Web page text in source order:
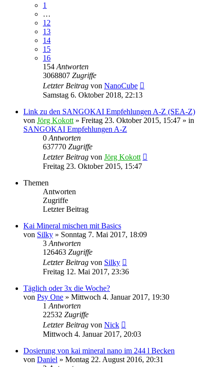
1
…
12
13
14
15
16
154 Antworten
3068807 Zugriffe
Letzter Beitrag von NanoCube
Samstag 6. Oktober 2018, 22:13
Link zu den SANGOKAI Empfehlungen A-Z (SEA-Z)
von Jörg Kokott » Freitag 23. Oktober 2015, 15:47 » in
SANGOKAI Empfehlungen A-Z
0 Antworten
637770 Zugriffe
Letzter Beitrag von Jörg Kokott
Freitag 23. Oktober 2015, 15:47
Themen
Antworten
Zugriffe
Letzter Beitrag
Kai Mineral mischen mit Basics
von Silky » Sonntag 7. Mai 2017, 18:09
3 Antworten
126463 Zugriffe
Letzter Beitrag von Silky
Freitag 12. Mai 2017, 23:36
Täglich oder 3x die Woche?
von Psy One » Mittwoch 4. Januar 2017, 19:30
1 Antworten
22532 Zugriffe
Letzter Beitrag von Nick
Mittwoch 4. Januar 2017, 20:03
Dosierung von kai mineral nano im 244 l Becken
von Daniel » Montag 22. August 2016, 20:31